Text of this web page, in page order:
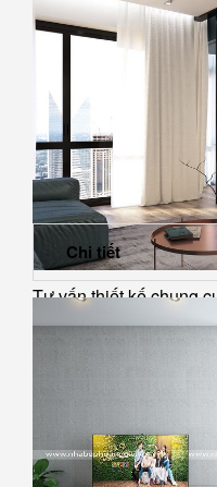
Tư vấn thiết kế chung
Chi tiết